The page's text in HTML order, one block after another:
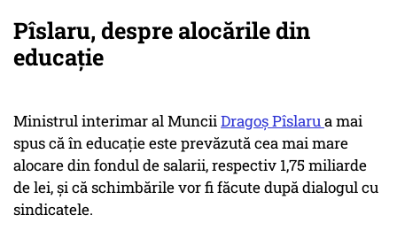
Pîslaru, despre alocările din
educație
Ministrul interimar al MunciiDragoș Pîslarua mai
spus că în educație este prevăzută cea mai mare
alocare din fondul de salarii, respectiv 1,75 miliarde
de lei, și că schimbările vor fi făcute după dialogul cu
sindicatele.